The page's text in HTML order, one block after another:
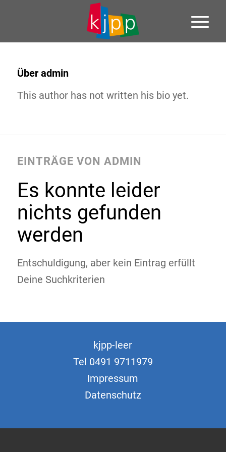
Über admin
This author has not written his bio yet.
EINTRÄGE VON ADMIN
Es konnte leider
nichts gefunden
werden
Entschuldigung, aber kein Eintrag erfüllt
Deine Suchkriterien
kjpp-leer
Tel 0491 9711979
Impressum
Datenschutz